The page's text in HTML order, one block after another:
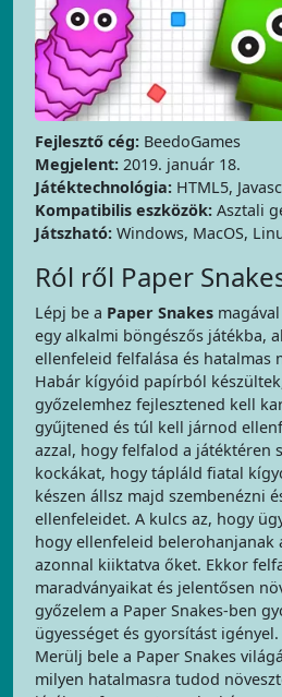
Fejlesztő cég: BeedoGames
Megjelent: 2019. január 18.
Játéktechnológia: HTML5,
Kompatibilis eszközök: Asztali
Játszható: Windows, MacOS,
Ról ről Paper
Lépj be a Paper Snakes
egy alkalmi böngészős játékba,
ellenfeleid felfalása és hatalmas
Habár kígyóid papírból
győzelemhez fejlesztened kell
gyűjtened és túl kell járnod
azzal, hogy felfalod a játéktéren
kockákat, hogy tápláld fiatal
készen állsz majd szembenézni
ellenfeleidet. A kulcs az, hogy
hogy ellenfeleid belerohanjanak
azonnal kiiktatva őket. Ekkor
maradványaikat és jelentősen
győzelem a Paper Snakes-ben
ügyességet és gyorsítást
Merülj bele a Paper Snakes
milyen hatalmasra tudod